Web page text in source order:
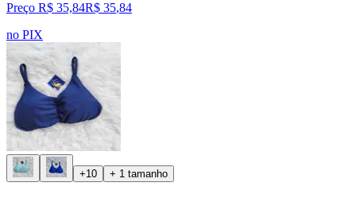
Preço R$ 35,84R$ 35,84
no PIX
+10 + 1 tamanho